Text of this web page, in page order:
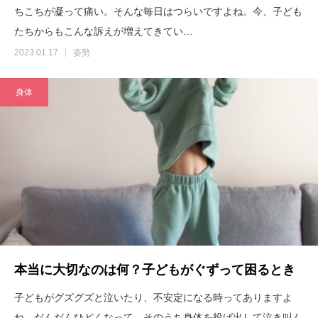
ちこちが凝って痛い。そんな毎日はつらいですよね。今、子ども
たちからもこんな訴えが増えてきてい…
2023.01.17 姿勢
身体
本当に大切なのは何？子どもがぐずって困るとき
子どもがグズグズと泣いたり、不安定になる時ってありますよ